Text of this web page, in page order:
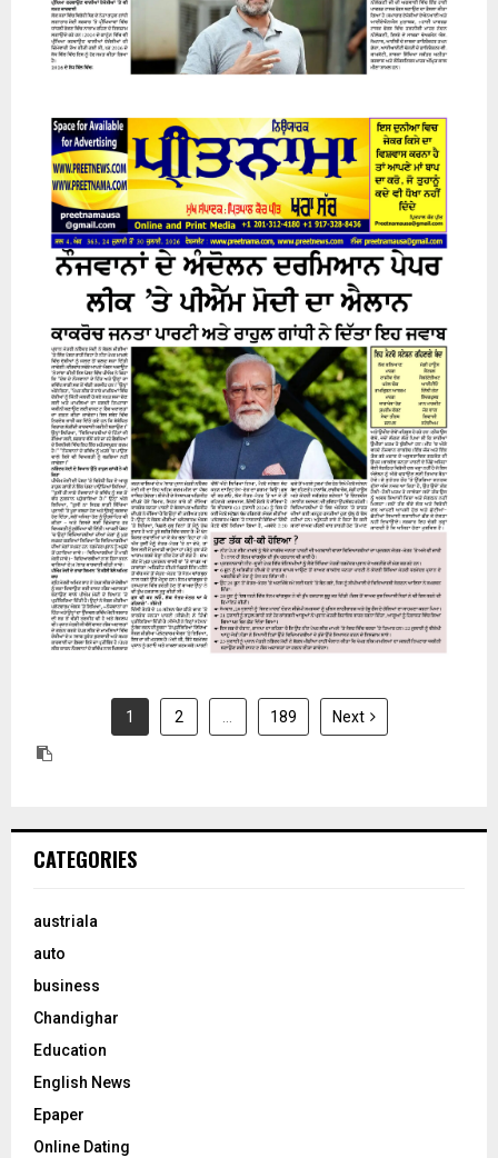
24 July 2026
1 2 … 189 Next
CATEGORIES
austriala
auto
business
Chandighar
Education
English News
Epaper
Online Dating